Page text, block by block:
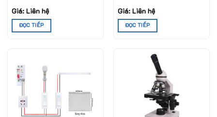
Giá: Liên hệ
ĐỌC TIẾP
Giá: Liên hệ
ĐỌC TIẾP